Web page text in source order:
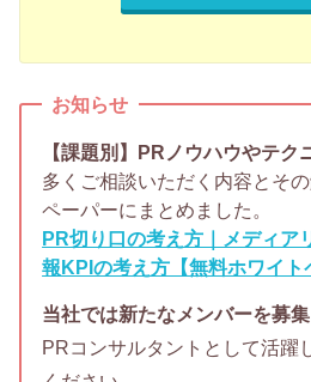
お知らせ
【課題別】PRノウハウやテク
多くご相談いただく内容とそ
ペーパーにまとめました。
PR切り口の考え方｜メディア
報KPIの考え方【無料ホワイト
当社では新たなメンバーを募
PRコンサルタントとして活躍